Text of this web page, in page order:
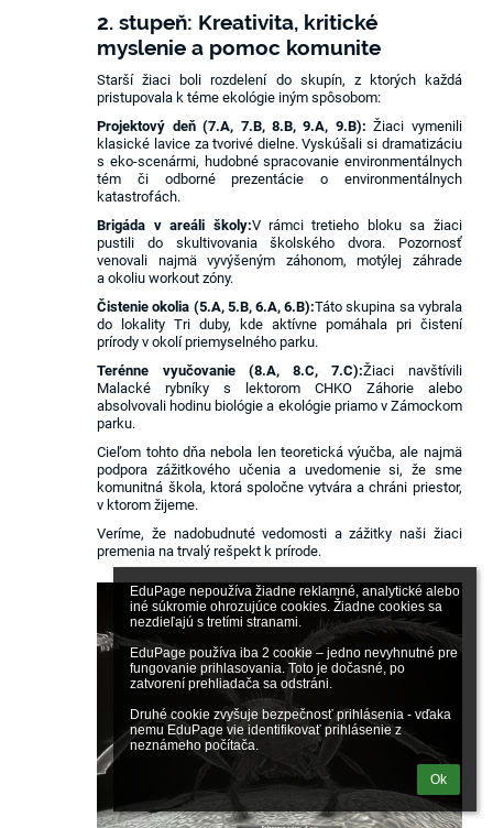
EduPage nepoužíva žiadne reklamné, analytické alebo
iné súkromie ohrozujúce cookies. Žiadne cookies sa
nezdieľajú s tretími stranami.
EduPage používa iba 2 cookie – jedno nevyhnutné pre
fungovanie prihlasovania. Toto je dočasné, po
zatvorení prehliadača sa odstráni.
Druhé cookie zvyšuje bezpečnosť prihlásenia - vďaka
nemu EduPage vie identifikovať prihlásenie z
neznámeho počítača.
Ok
2. stupeň: Kreativita, kritické
myslenie a pomoc komunite
Starší žiaci boli rozdelení do skupín, z ktorých každá
pristupovala k téme ekológie iným spôsobom:
Projektový deň (7.A, 7.B, 8.B, 9.A, 9.B):Žiaci vymenili
klasické lavice za tvorivé dielne. Vyskúšali si dramatizáciu
s eko-scenármi, hudobné spracovanie environmentálnych
tém či odborné prezentácie o environmentálnych
katastrofách.
Brigáda v areáli školy:V rámci tretieho bloku sa žiaci
pustili do skultivovania školského dvora. Pozornosť
venovali najmä vyvýšeným záhonom, motýlej záhrade
a okoliu workout zóny.
Čistenie okolia (5.A, 5.B, 6.A, 6.B):Táto skupina sa vybrala
do lokality Tri duby, kde aktívne pomáhala pri čistení
prírody v okolí priemyselného parku.
Terénne vyučovanie (8.A, 8.C, 7.C):Žiaci navštívili
Malacké rybníky s lektorom CHKO Záhorie alebo
absolvovali hodinu biológie a ekológie priamo v Zámockom
parku.
Cieľom tohto dňa nebola len teoretická výučba, ale najmä
podpora zážitkového učenia a uvedomenie si, že sme
komunitná škola, ktorá spoločne vytvára a chráni priestor,
v ktorom žijeme.
Veríme, že nadobudnuté vedomosti a zážitky naši žiaci
premenia na trvalý rešpekt k prírode.